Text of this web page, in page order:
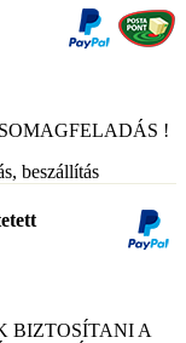
!
beszállítás
BIZTOSÍTANI A